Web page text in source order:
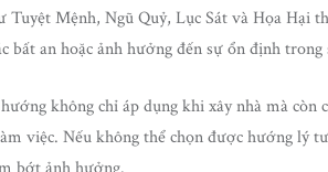
Tuyệt Mệnh, Ngũ Quỷ, Lục Sát và Họa Hại
bất an hoặc ảnh hưởng đến sự ổn định
không chỉ áp dụng khi xây nhà mà
việc. Nếu không thể chọn được hướng lý